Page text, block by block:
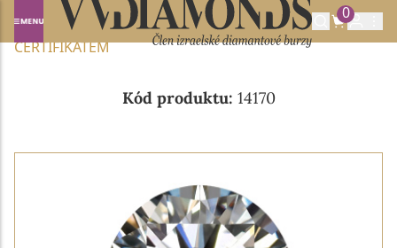
0
Domů NABÍDKA DIAMANTŮ
0.58CT F/VS2 S GIA
CERTIFIKÁTEM
Kód produktu: 14170